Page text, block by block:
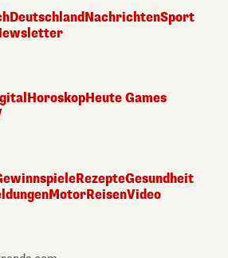
DeutschlandNachrichtenSport
HoroskopHeute Games
RezepteGesundheit
MotorReisenVideo